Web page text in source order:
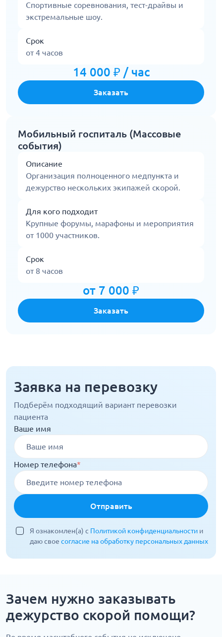
Спортивные соревнования, тест-драйвы и
экстремальные шоу.
Срок
от 4 часов
14 000 ₽ / час
Заказать
Мобильный госпиталь (Массовые
события)
Описание
Организация полноценного медпункта и
дежурство нескольких экипажей скорой.
Для кого подходит
Крупные форумы, марафоны и мероприятия
от 1000 участников.
Срок
от 8 часов
от 7 000 ₽
Заказать
Заявка на перевозку
Подберём подходящий вариант перевозки
пациента
Ваше имя
Номер телефона*
Отправить
Я ознакомлен(а) с Политикой конфиденциальности и
даю свое согласие на обработку персональных данных
Зачем нужно заказывать
дежурство скорой помощи?